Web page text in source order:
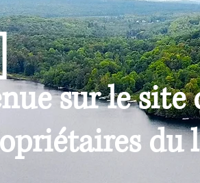
sur le site
du